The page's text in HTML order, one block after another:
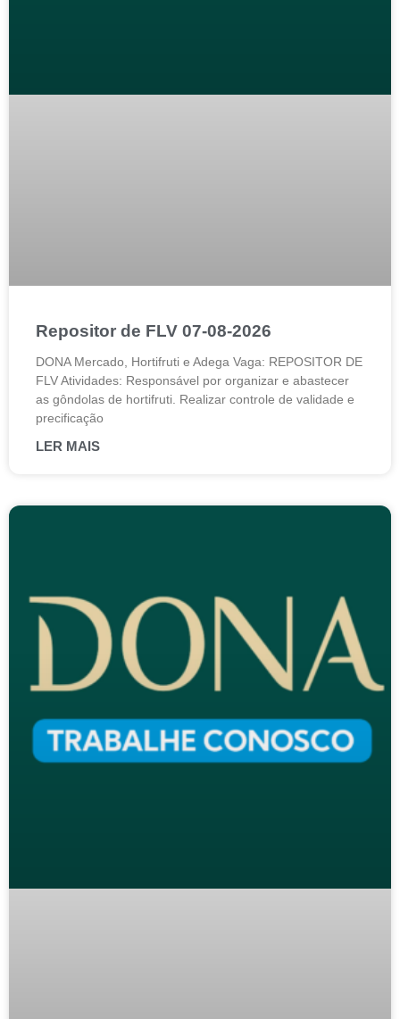
Repositor de FLV 07-08-2026
DONA Mercado, Hortifruti e Adega Vaga: REPOSITOR DE
FLV Atividades: Responsável por organizar e abastecer
as gôndolas de hortifruti. Realizar controle de validade e
precificação
LER MAIS